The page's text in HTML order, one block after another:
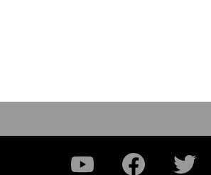
YouTube Facebook Twitter